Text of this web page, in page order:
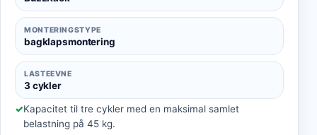
MONTERINGSTYPE
bagklapsmontering
LASTEEVNE
3 cykler
Kapacitet til tre cykler med en maksimal samlet
belastning på 45 kg.